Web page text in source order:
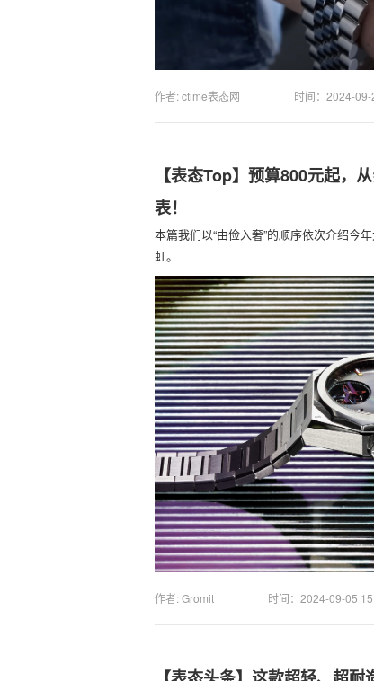
作者: ctime表态网 时间： 2024-09-
【表态Top】预算800元起，
表！
本篇我们以“由俭入奢”的顺序依次介绍今
虹。
作者: Gromit 时间： 2024-09-05